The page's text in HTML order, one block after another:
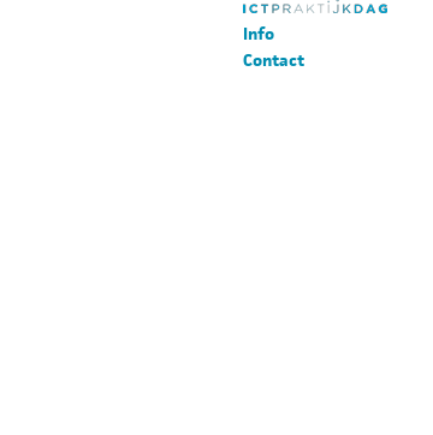
Info
Contact